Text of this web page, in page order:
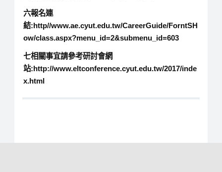
六報名連
結:http//www.ae.cyut.edu.tw/CareerGuide/ForntSH
ow/class.aspx?menu_id=2&submenu_id=603
七相關事宜請參考研討會網
站:http://www.eltconference.cyut.edu.tw/2017/inde
x.html